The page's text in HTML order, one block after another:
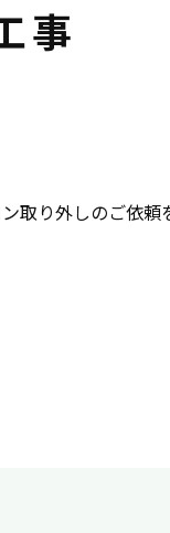
事
取り外しのご依頼